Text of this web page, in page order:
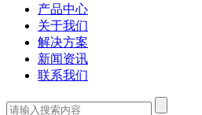
产品中心
关于我们
解决方案
新闻资讯
联系我们